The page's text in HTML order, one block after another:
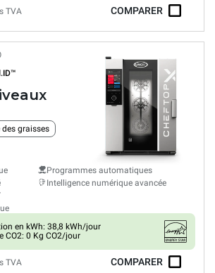
TVA COMPARER
graisses
Programmes automatiques
Intelligence numérique avancée
en kWh: 38,8 kWh/jour
CO2: 0 Kg CO2/jour
TVA COMPARER